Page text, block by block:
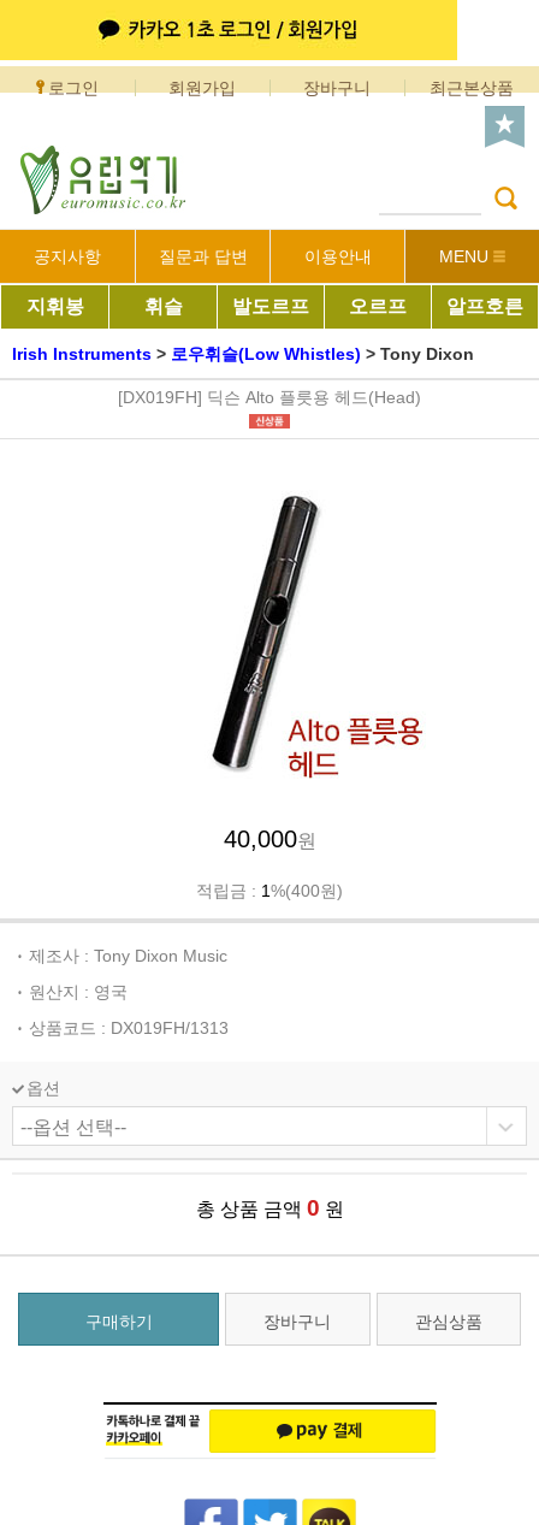
로그인 회원가입 장바구니 최근본상품
공지사항 질문과 답변 이용안내 MENU
지휘봉 휘슬 발도르프 오르프 알프호른
Irish Instruments > 로우휘슬(Low Whistles) > Tony Dixon
[DX019FH] 딕슨 Alto 플릇용 헤드(Head)
40,000원
적립금 : 1%(400원)
제조사 : Tony Dixon Music
원산지 : 영국
상품코드 : DX019FH/1313
옵션
총 상품 금액 0 원
구매하기 장바구니 관심상품